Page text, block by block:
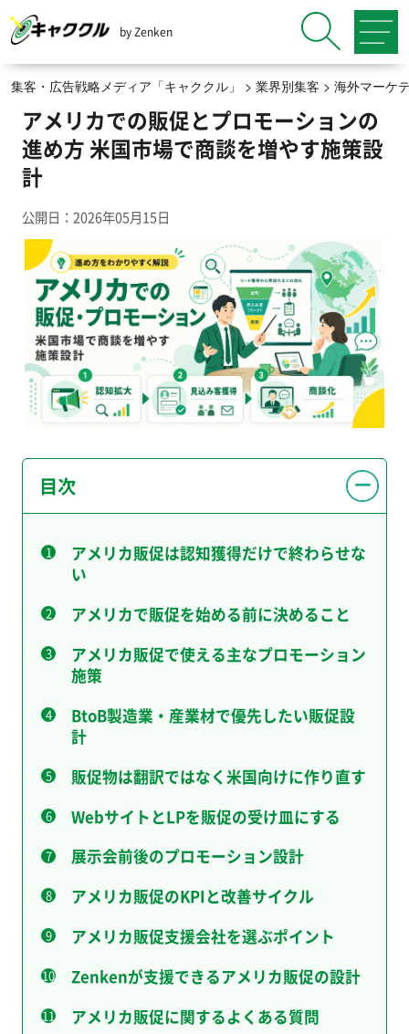
by Zenken
集客・広告戦略メディア「キャククル」 > 業界別集客 > 海外マーケ
アメリカでの販促とプロモーションの
進め方 米国市場で商談を増やす施策設
計
公開日：2026年05月15日
目次
アメリカ販促は認知獲得だけで終わらせな
い
アメリカで販促を始める前に決めること
アメリカ販促で使える主なプロモーション
施策
BtoB製造業・産業材で優先したい販促設
計
販促物は翻訳ではなく米国向けに作り直す
WebサイトとLPを販促の受け皿にする
展示会前後のプロモーション設計
アメリカ販促のKPIと改善サイクル
アメリカ販促支援会社を選ぶポイント
Zenkenが支援できるアメリカ販促の設計
アメリカ販促に関するよくある質問